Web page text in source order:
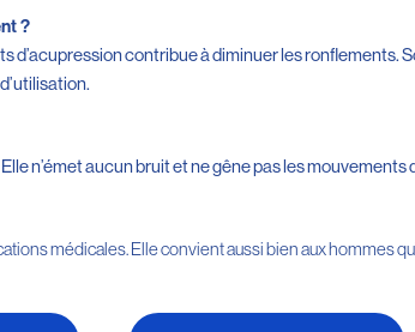
?
d’acupression contribue à diminuer les ronflements.
n’émet aucun bruit et ne gêne pas les mouvements
médicales. Elle convient aussi bien aux hommes